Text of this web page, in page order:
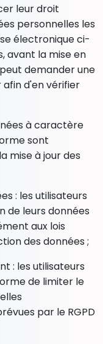
leur droit
personnelles les
électronique ci-
avant la mise en
demander une
d'en vérifier
à caractère
sont
mise à jour des
: les utilisateurs
de leurs données
aux lois
des données ;
: les utilisateurs
de limiter le
par le RGPD